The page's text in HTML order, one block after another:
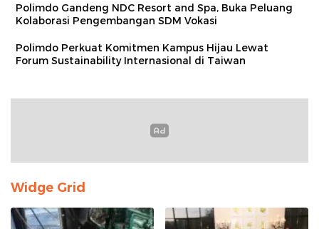
Polimdo Gandeng NDC Resort and Spa, Buka Peluang
Kolaborasi Pengembangan SDM Vokasi
Polimdo Perkuat Komitmen Kampus Hijau Lewat
Forum Sustainability Internasional di Taiwan
Widge Grid